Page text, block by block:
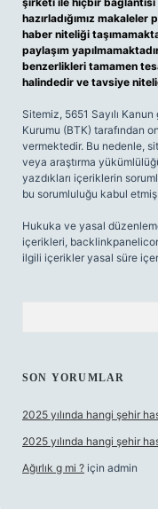
hazırladığımız
haber niteliği
paylaşım
benzerlikleri tamamen
halindedir ve tavsiye
Sitemiz, 5651 Sayılı
Kurumu (BTK) tarafından
vermektedir. Bu nedenle,
veya araştırma
yazdıkları içeriklerin
bu sorumluluğu kabul etmiş
Hukuka ve yasal
içerikleri,
ilgili içerikler yasal süre
SON YORUMLAR
2025 yılında hangi şehir
2025 yılında hangi şehir
Ağırlık g mi ? için admin